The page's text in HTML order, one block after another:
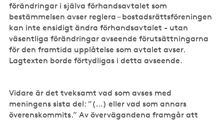
förändringar i själva förhandsavtalet som
bestämmelsen avser reglera – bostadsrättsföreningen
kan inte ensidigt ändra förhandsavtalet - utan
väsentliga förändringar avseende förutsättningarna
för den framtida upplåtelse som avtalet avser.
Lagtexten borde förtydligas i detta avseende.
Vidare är det tveksamt vad som avses med
meningens sista del: ”(…) eller vad som annars
överenskommits.” Av övervägandena framgår att